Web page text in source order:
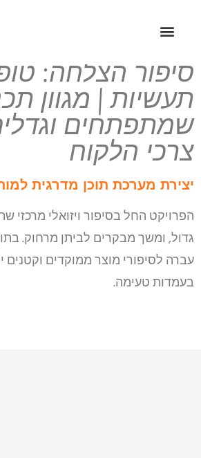
סיפור הצלחה:
תעשיות | מגוון
שמתפתחים
צרכי הלקוח
יצירת מערכת תוכן מדרגית
הפרויקט החל בסיפור ויזואלי מרכזי
גדול, ומשך מבקרים לביתן מרחוק.
עברה לסיפורי מוצר ממוקדים וקטנים
בעמדות טעימה.